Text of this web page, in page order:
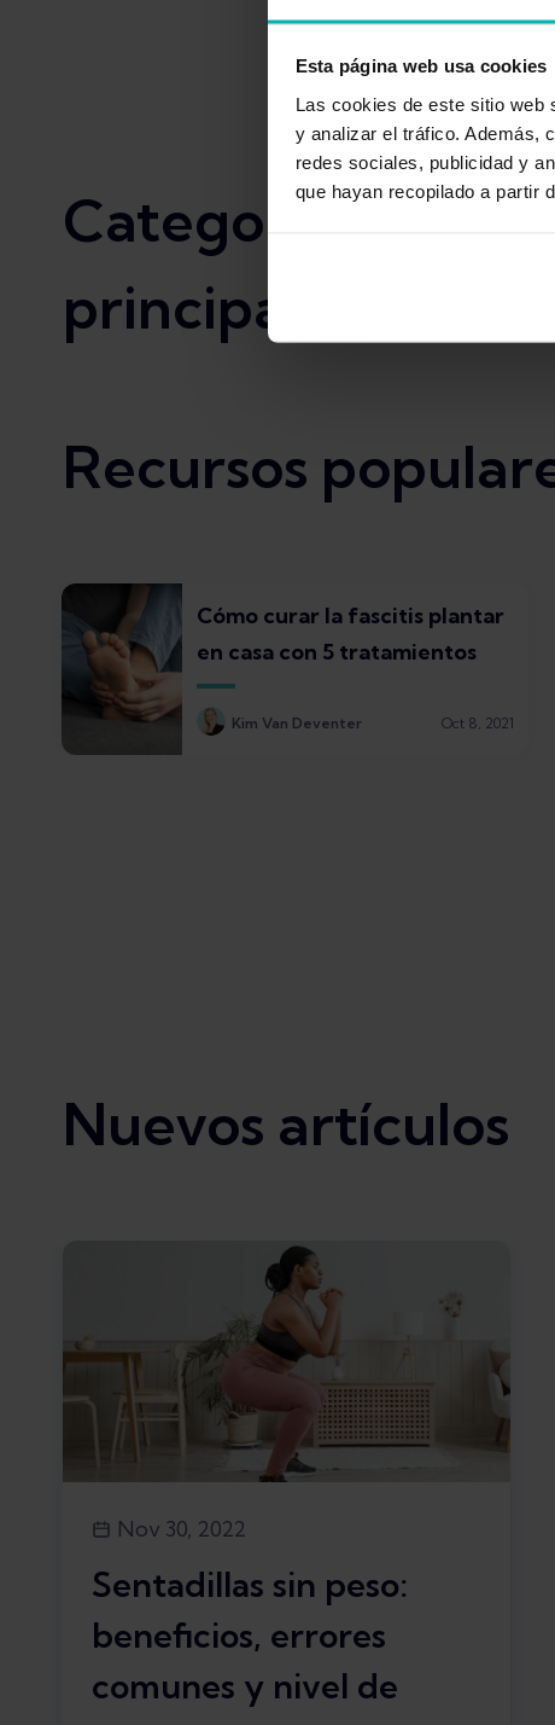
Esta página web usa cookies
Las cookies de este sitio web
y analizar el tráfico. Además,
redes sociales, publicidad y
que hayan recopilado a partir
Categorías
principales
Recursos
Cómo curar la fascitis plantar
en casa con 5 tratamientos
Kim Van Deventer Oct 8, 2021
Nuevos artículos
Nov 30, 2022
Sentadillas sin peso:
beneficios, errores
comunes y nivel de